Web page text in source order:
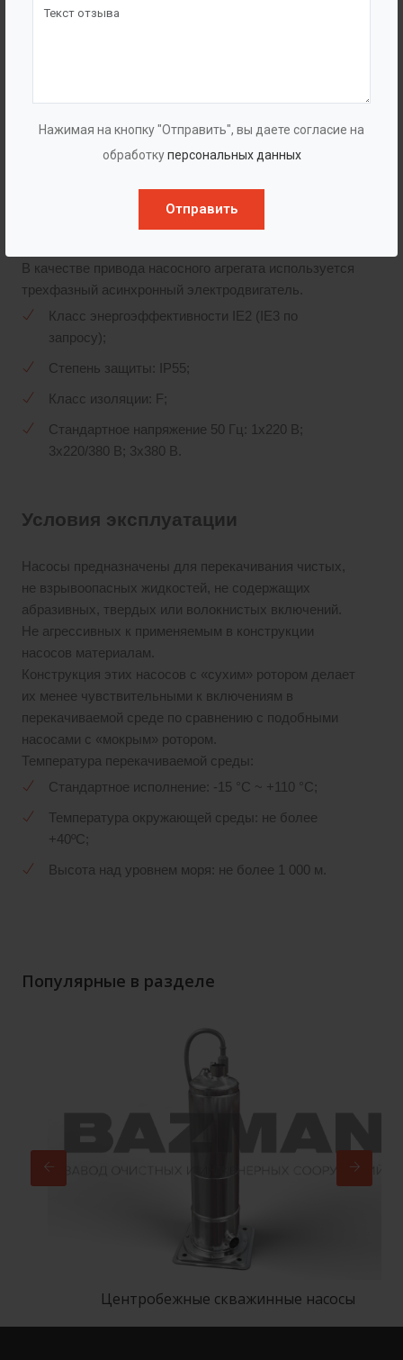
Нажимая на кнопку "Отправить", вы даете согласие на
обработкуперсональных данных
Отправить
Следовательно, даже для самых больших насосов
сервисные работы могут быть проведены одним
Электродвигатель
В качестве привода насосного агрегата используется
трехфазный асинхронный электродвигатель.
Класс энергоэффективности IE2 (IE3 по
запросу);
Степень защиты: IP55;
Класс изоляции: F;
Стандартное напряжение 50 Гц: 1х220 В;
3x220/380 В; 3x380 В.
Условия эксплуатации
Насосы предназначены для перекачивания чистых,
не взрывоопасных жидкостей, не содержащих
абразивных, твердых или волокнистых включений.
Не агрессивных к применяемым в конструкции
насосов материалам.
Конструкция этих насосов с «сухим» ротором делает
их менее чувствительными к включениям в
перекачиваемой среде по сравнению с подобными
насосами с «мокрым» ротором.
Температура перекачиваемой среды:
Стандартное исполнение: -15 °С ~ +110 °С;
Температура окружающей среды: не более
+40ºС;
Высота над уровнем моря: не более 1 000 м.
Популярные в разделе
Центробежные скважинные насосы